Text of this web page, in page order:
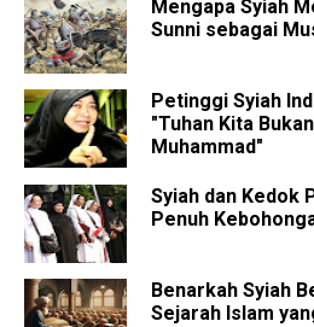
Mengapa Syiah
Sunni sebagai
Petinggi Syiah
"Tuhan Kita
Muhammad"
Syiah dan Kedok
Penuh
Benarkah Syiah
Sejarah Islam